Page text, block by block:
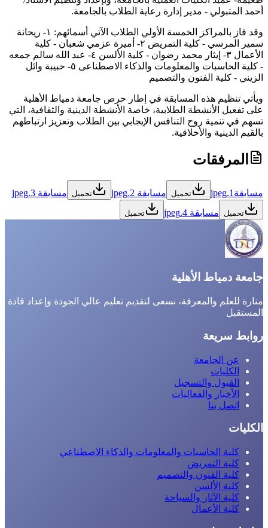
أحمد المتبولي - مدير إدارة رعاية الطلاب بالجامعة.
وقد فاز بالمراكز الخمسة الأولي الطلاب الآتي أسمائهم: ١- ريحانة
سمير المرسي - كلية التمريض ٢- أميرة عزمي شعبان - كلية
الأعمال ٣- إيثار محمد رضوان - كلية الألسن ٤- عبد الله سالم جمعه
- كلية الحاسبات والمعلومات والذكاء الاصطناعى ٥- حبيبة وائل
الزيني - كلية الفنون والتصميم
ويأتي تنظيم هذه المسابقة في إطار حرص جامعة دمياط الأهلية
على تفعيل الأنشطة الطلابية، خاصة الأنشطة الدينية والثقافية، التي
تسهم في تنمية روح التنافس الإيجابي بين الطلاب وتعزيز ارتباطهم
بالقيم الدينية والأخلاقية.
المرفقات
مسابقة1.jpeg تحميل مسابقة 2.jpeg تحميل مسابقة 3.jpeg
تحميل مسابقة 4.jpeg تحميل
جامعة دمياط الأهلية
منارة للعلم والمعرفة، نسعى لتقديم تعليم عالي الجودة وإعداد قادة
المستقبل
روابط سريعة
عن الجامعة
الكليات
القبول والتسجيل
الأخبار والفعاليات
اتصل بنا
الكليات
كلية الحاسبات والمعلومات والذكاء الاصطناعي
كلية التمريض
كلية الفنون والتصميم
كلية الألسن
كلية الآثار والسياحة
كلية الأعمال